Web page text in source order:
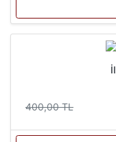
400,00 TL